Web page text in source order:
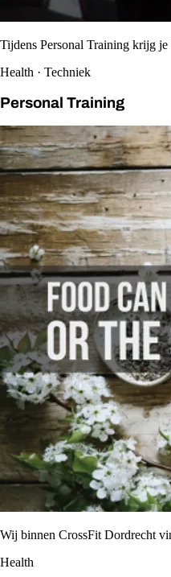
Tijdens Personal Training krijg
Health · Techniek
Personal Training
Wij binnen CrossFit Dordrecht
Health